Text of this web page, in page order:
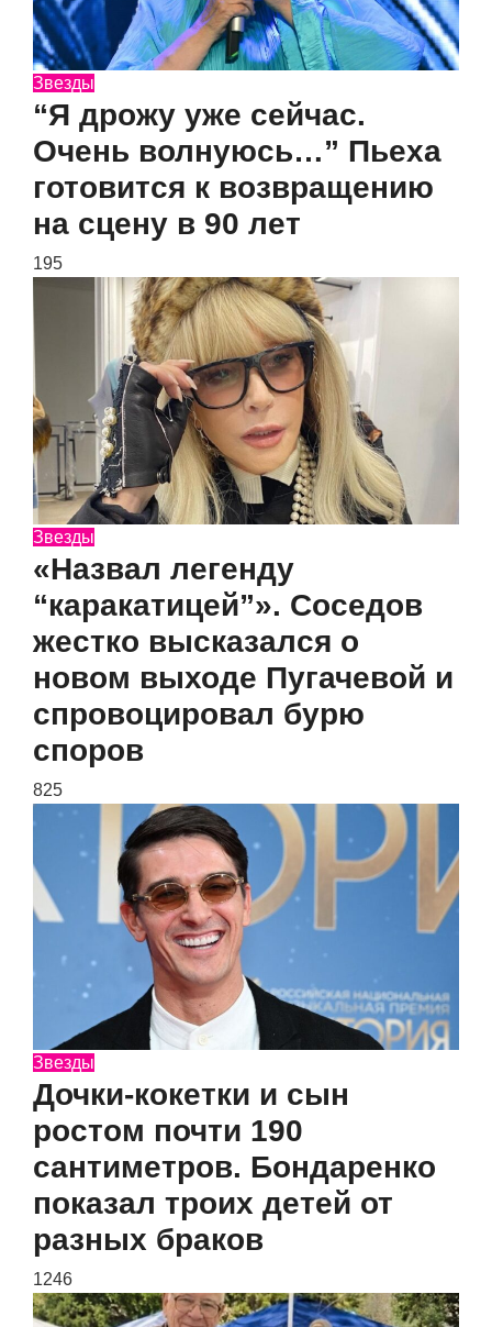
Звезды
“Я дрожу уже сейчас.
Очень волнуюсь…” Пьеха
готовится к возвращению
на сцену в 90 лет
195
Звезды
«Назвал легенду
“каракатицей”». Соседов
жестко высказался о
новом выходе Пугачевой и
спровоцировал бурю
споров
825
Звезды
Дочки-кокетки и сын
ростом почти 190
сантиметров. Бондаренко
показал троих детей от
разных браков
1246